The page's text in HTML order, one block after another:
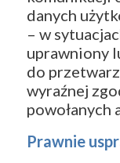
danych
– w
uprawniony
do
wyraźnej
powołanych
Prawnie